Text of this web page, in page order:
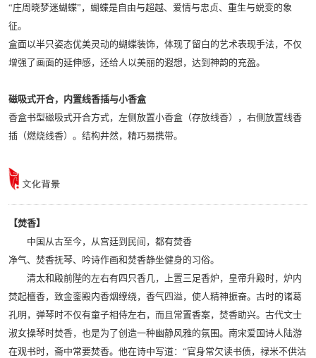
“庄周晓梦迷蝴蝶”，蝴蝶是自由与超越、爱情与忠贞、重生与蜕变的象
征。
盒面以半只姿态优美灵动的蝴蝶装饰，体现了留白的艺术表现手法，不仅
增强了画面的延伸感，还给人以美丽的遐想，达到神韵的充盈。
磁吸式开合，内置线香插与小香盒
香盒书型磁吸式开合方式，左侧放置小香盒（存放线香），右侧放置线香
插（燃烧线香）。结构井然，精巧易携带。
【焚香】
中国从古至今，从宫廷到民间，都有焚香
净气、焚香抚琴、吟诗作画和焚香静坐健身的习俗。
清太和殿前陛的左右有四只香几，上置三足香炉，皇帝升殿时，炉内
焚起檀香，致金銮殿内香烟缭绕，香气四溢，使人精神振奋。古时的诸葛
孔明，弹琴时不仅有童子相侍左右，而且常置香案，焚香助兴。古代文士
淑女操琴时焚香，也是为了创造一种幽静风雅的氛围。南宋爱国诗人陆游
在观书时，斋中常要焚香。他在诗中写道：“官身常欠读书债，禄米不供沽